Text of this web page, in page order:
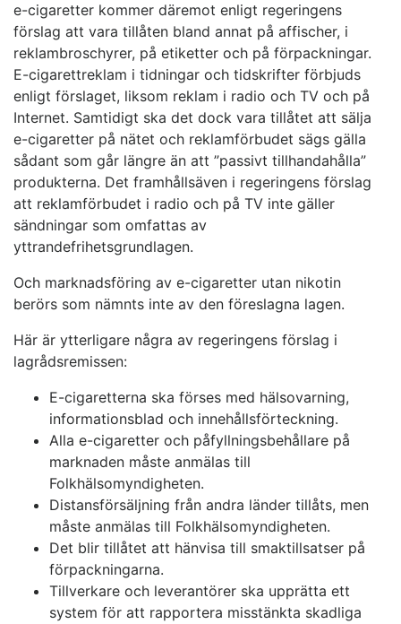
e-cigaretter kommer däremot enligt regeringens
förslag att vara tillåten bland annat på affischer, i
reklambroschyrer, på etiketter och på förpackningar.
E-cigarettreklam i tidningar och tidskrifter förbjuds
enligt förslaget, liksom reklam i radio och TV och på
Internet. Samtidigt ska det dock vara tillåtet att sälja
e-cigaretter på nätet och reklamförbudet sägs gälla
sådant som går längre än att ”passivt tillhandahålla”
produkterna. Det framhållsäven i regeringens förslag
att reklamförbudet i radio och på TV inte gäller
sändningar som omfattas av
yttrandefrihetsgrundlagen.
Och marknadsföring av e-cigaretter utan nikotin
berörs som nämnts inte av den föreslagna lagen.
Här är ytterligare några av regeringens förslag i
lagrådsremissen:
E-cigaretterna ska förses med hälsovarning,
informationsblad och innehållsförteckning.
Alla e-cigaretter och påfyllningsbehållare på
marknaden måste anmälas till
Folkhälsomyndigheten.
Distansförsäljning från andra länder tillåts, men
måste anmälas till Folkhälsomyndigheten.
Det blir tillåtet att hänvisa till smaktillsatser på
förpackningarna.
Tillverkare och leverantörer ska upprätta ett
system för att rapportera misstänkta skadliga